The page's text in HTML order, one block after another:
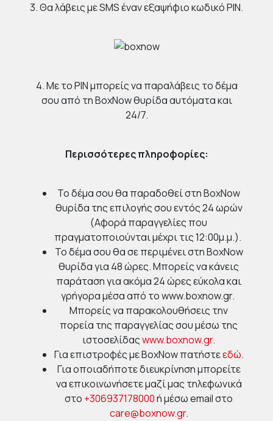
3. Θα λάβεις με SMS έναν εξαψήφιο κωδικό PIN.
4. Με το PIN μπορείς να παραλάβεις το δέμα
σου από τη BoxNow θυρίδα αυτόματα και
24/7.
Περισσότερες πληροφορίες:
Το δέμα σου θα παραδοθεί στη BoxNow
θυρίδα της επιλογής σου εντός 24 ωρών
(Αφορά παραγγελίες που
πραγματοποιούνται μέχρι τις 12:00μ.μ.).
Το δέμα σου θα σε περιμένει στη BoxNow
θυρίδα για 48 ώρες. Μπορείς να κάνεις
παράταση για ακόμα 24 ώρες εύκολα και
γρήγορα μέσα από το www.boxnow.gr.
Μπορείς να παρακολουθήσεις την
πορεία της παραγγελίας σου μέσω της
ιστοσελίδαςwww.boxnow.gr.
Για επιστροφές με BoxNow πατήστεεδώ.
Για οποιαδήποτε διευκρίνηση μπορείτε
να επικοινωνήσετε μαζί μας τηλεφωνικά
στο +306937178000ή μέσω email στο
care@boxnow.gr.